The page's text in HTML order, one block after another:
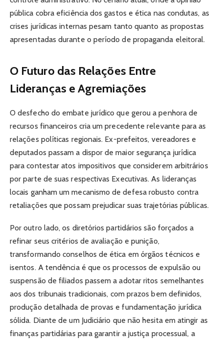
pública cobra eficiência dos gastos e ética nas condutas, as
crises jurídicas internas pesam tanto quanto as propostas
apresentadas durante o período de propaganda eleitoral.
O Futuro das Relações Entre
Lideranças e Agremiações
O desfecho do embate jurídico que gerou a penhora de
recursos financeiros cria um precedente relevante para as
relações políticas regionais. Ex-prefeitos, vereadores e
deputados passam a dispor de maior segurança jurídica
para contestar atos impositivos que considerem arbitrários
por parte de suas respectivas Executivas. As lideranças
locais ganham um mecanismo de defesa robusto contra
retaliações que possam prejudicar suas trajetórias públicas.
Por outro lado, os diretórios partidários são forçados a
refinar seus critérios de avaliação e punição,
transformando conselhos de ética em órgãos técnicos e
isentos. A tendência é que os processos de expulsão ou
suspensão de filiados passem a adotar ritos semelhantes
aos dos tribunais tradicionais, com prazos bem definidos,
produção detalhada de provas e fundamentação jurídica
sólida. Diante de um Judiciário que não hesita em atingir as
finanças partidárias para garantir a justiça processual, a